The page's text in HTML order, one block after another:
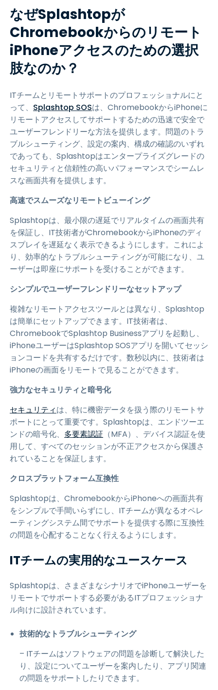
なぜSplashtopが
Chromebookからのリモート
iPhoneアクセスのための選択
肢なのか？
ITチームとリモートサポートのプロフェッショナルにと
って、 Splashtop SOSは、ChromebookからiPhoneに
リモートアクセスしてサポートするための迅速で安全で
ユーザーフレンドリーな方法を提供します。問題のトラ
ブルシューティング、設定の案内、構成の確認のいずれ
であっても、Splashtopはエンタープライズグレードの
セキュリティと信頼性の高いパフォーマンスでシームレ
スな画面共有を提供します。
高速でスムーズなリモートビューイング
Splashtopは、最小限の遅延でリアルタイムの画面共有
を保証し、IT技術者がChromebookからiPhoneのディ
スプレイを遅延なく表示できるようにします。これによ
り、効率的なトラブルシューティングが可能になり、ユ
ーザーは即座にサポートを受けることができます。
シンプルでユーザーフレンドリーなセットアップ
複雑なリモートアクセスツールとは異なり、Splashtop
は簡単にセットアップできます。IT技術者は、
ChromebookでSplashtop Businessアプリを起動し、
iPhoneユーザーはSplashtop SOSアプリを開いてセッシ
ョンコードを共有するだけです。数秒以内に、技術者は
iPhoneの画面をリモートで見ることができます。
強力なセキュリティと暗号化
セキュリティは、特に機密データを扱う際のリモートサ
ポートにとって重要です。Splashtopは、エンドツーエ
ンドの暗号化、 多要素認証 （MFA）、デバイス認証を使
用して、すべてのセッションが不正アクセスから保護さ
れていることを保証します。
クロスプラットフォーム互換性
Splashtopは、ChromebookからiPhoneへの画面共有
をシンプルで手間いらずにし、ITチームが異なるオペレ
ーティングシステム間でサポートを提供する際に互換性
の問題を心配することなく行えるようにします。
ITチームの実用的なユースケース
Splashtopは、さまざまなシナリオでiPhoneユーザーを
リモートでサポートする必要があるITプロフェッショナ
ル向けに設計されています。
技術的なトラブルシューティング
– ITチームはソフトウェアの問題を診断して解決した
り、設定についてユーザーを案内したり、アプリ関連
の問題をサポートしたりできます。